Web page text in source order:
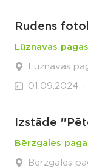
Rudens
Lūznavas
Lūznavas
01.09.2024 -
Izstāde
Bērzgales
Bērzgales